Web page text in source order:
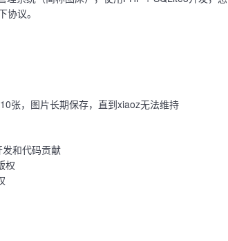
议。
张，图片长期保存，直到xiaoz无法维持
和代码贡献
权